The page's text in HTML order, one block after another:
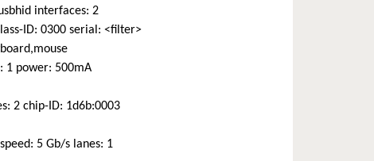
interfaces: 2
ID: 0300 serial: <filter>
1 power: 500mA
2 chip-ID: 1d6b:0003
5 Gb/s lanes: 1